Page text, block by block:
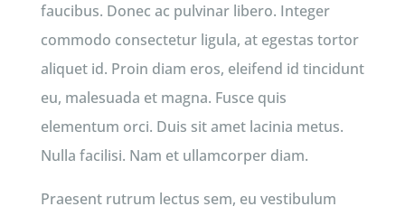
faucibus. Donec ac pulvinar libero. Integer
commodo consectetur ligula, at egestas tortor
aliquet id. Proin diam eros, eleifend id tincidunt
eu, malesuada et magna. Fusce quis
elementum orci. Duis sit amet lacinia metus.
Nulla facilisi. Nam et ullamcorper diam.
Praesent rutrum lectus sem, eu vestibulum